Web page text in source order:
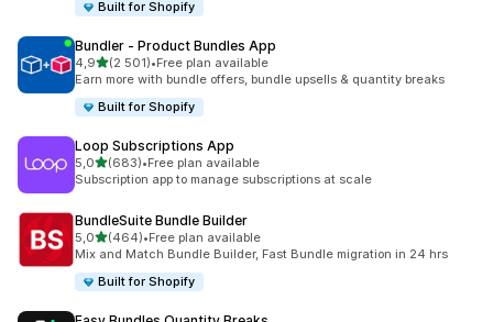
Built for Shopify
Bundler ‑ Product Bundles App
4,9/ 5 tähteä
(2 501)
2501 arvostelua yhteensä
•Free plan available
Earn more with bundle offers, bundle upsells & quantity breaks
Built for Shopify
Loop Subscriptions App
5,0/ 5 tähteä
(683)
683 arvostelua yhteensä
•Free plan available
Subscription app to manage subscriptions at scale
BundleSuite Bundle Builder
5,0/ 5 tähteä
(464)
464 arvostelua yhteensä
•Free plan available
Mix and Match Bundle Builder, Fast Bundle migration in 24 hrs
Built for Shopify